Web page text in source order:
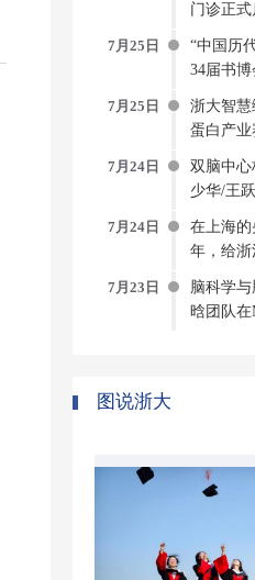
门诊正式
7月25日
“中国历
34届书博
7月25日
浙大智
蛋白产
7月24日
双脑中心
少华/王
构建侵
系统
7月24日
在上海的
年，给
创新中心
7月23日
脑科学
晗团队在
图说浙大